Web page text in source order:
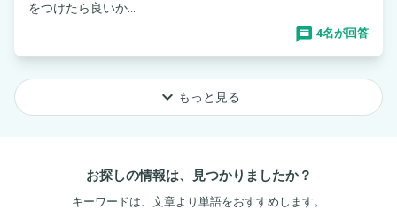
をつけたら良いか...
4名が回答
keyboard_arrow_down もっと見る
お探しの情報は、見つかりましたか？
キーワードは、文章より単語をおすすめします。